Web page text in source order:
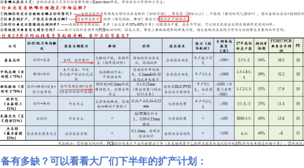
备有多缺？可以看看大厂们下半年的扩产计划：